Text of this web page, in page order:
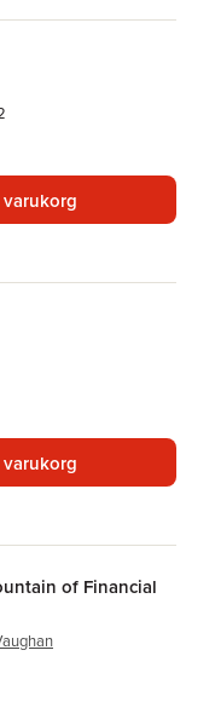
of Financial